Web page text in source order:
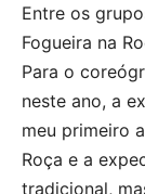
Entre os
Fogueira na
Para o
neste ano, a
meu primeiro
Roça e a
tradicional,